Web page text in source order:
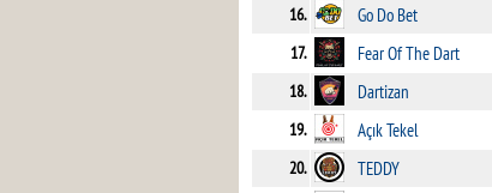
16.
Go Do Bet
17.
Fear Of The Dart
18.
Dartizan
19.
Açık Tekel
20.
TEDDY